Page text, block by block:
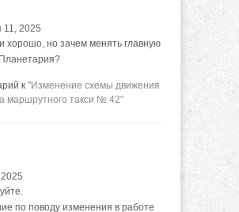
11, 2025
хорошо, но зачем менять главную
к "Изменение схемы движения
маршрутного такси № 42"
по поводу изменения в работе